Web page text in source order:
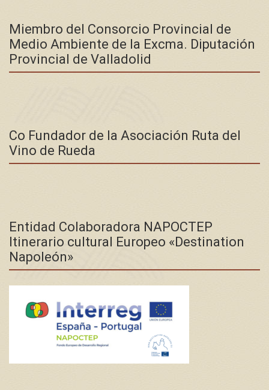
Miembro del Consorcio Provincial de
Medio Ambiente de la Excma. Diputación
Provincial de Valladolid
Co Fundador de la Asociación Ruta del
Vino de Rueda
Entidad Colaboradora NAPOCTEP
Itinerario cultural Europeo «Destination
Napoleón»